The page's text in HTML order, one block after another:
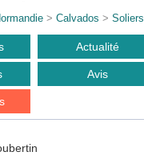
>Calvados >Soliers
Actualité
Avis